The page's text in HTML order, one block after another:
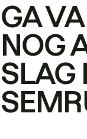
GA
NOG
SLAG